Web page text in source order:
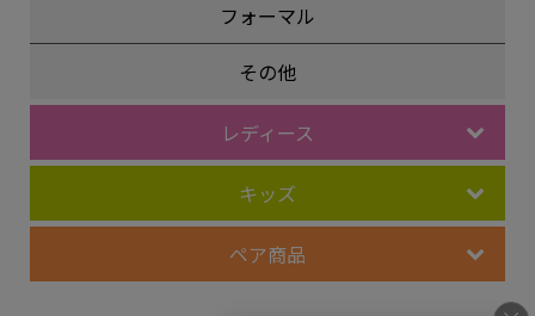
フォーマル
その他
レディース
キッズ
ペア商品